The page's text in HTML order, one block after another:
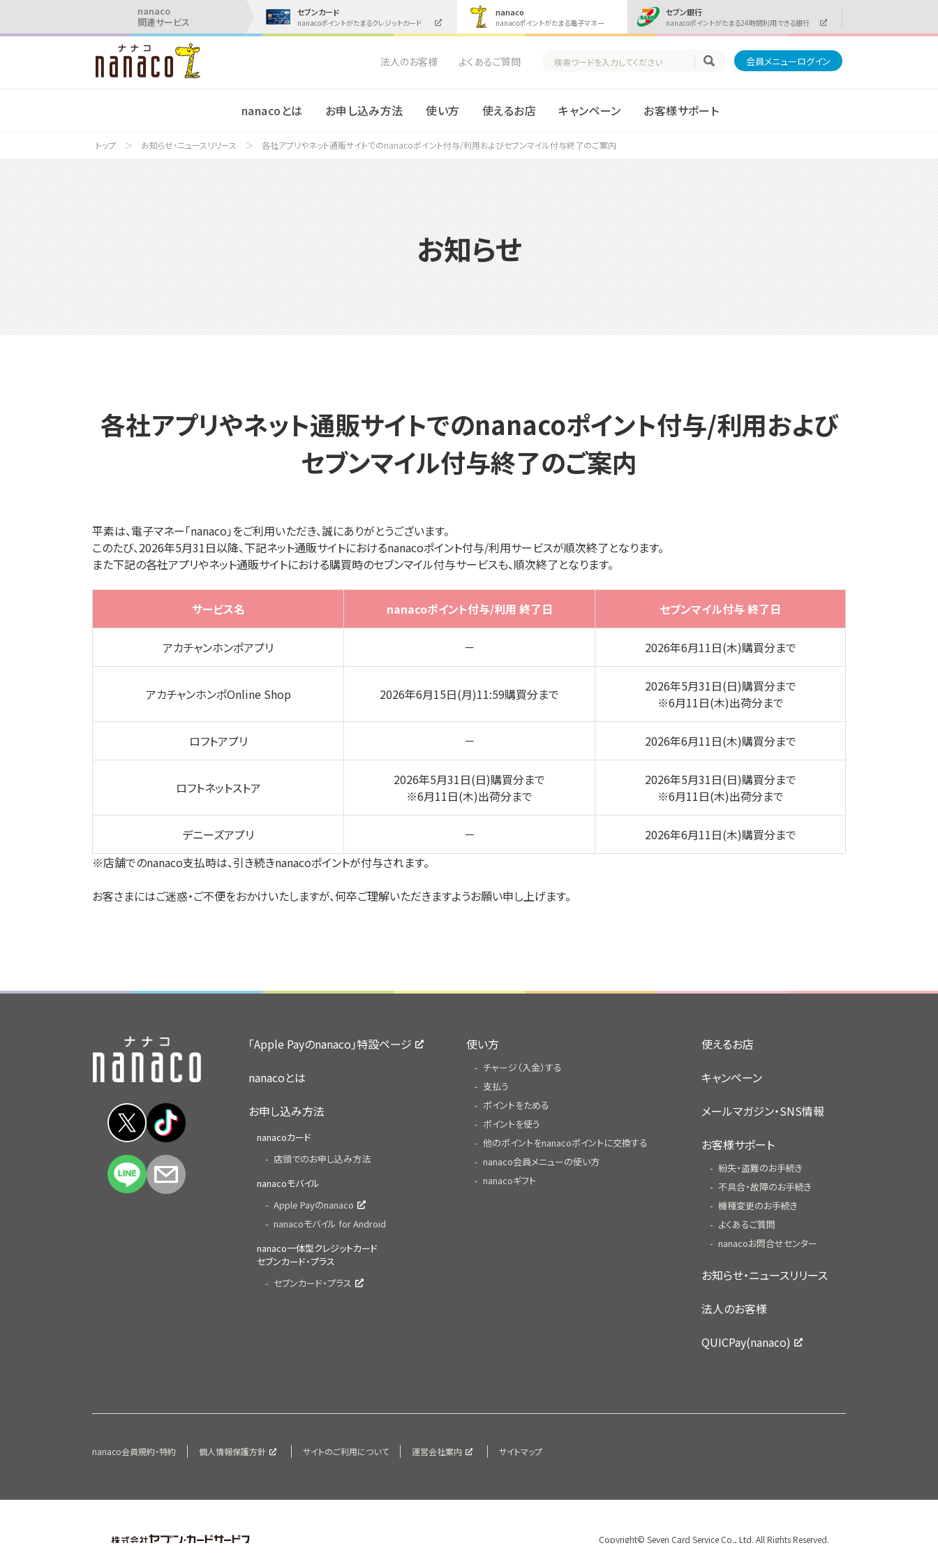
nanaco
関連サービス
セブンカード
nanacoポイントがたまるクレジットカード
nanaco
nanacoポイントがたまる電子マネー
セブン銀行
nanacoポイントがたまる24時間利用できる銀行
法人のお客様 よくあるご質問 会員メニューログイン
nanacoとは お申し込み方法 使い方 使えるお店 キャンペーン お客様サポート
トップ お知らせ・ニュースリリース 各社アプリやネット通販サイトでのnanacoポイント付与/利用およびセブンマイル付与終了のご案内
お知らせ
各社アプリやネット通販サイトでのnanacoポイント付与/利用および
セブンマイル付与終了のご案内
平素は、電子マネー「nanaco」をご利用いただき、誠にありがとうございます。
このたび、2026年5月31日以降、下記ネット通販サイトにおけるnanacoポイント付与/利用サービスが順次終了となります。
また下記の各社アプリやネット通販サイトにおける購買時のセブンマイル付与サービスも、順次終了となります。
サービス名 nanacoポイント付与/利用 終了日 セブンマイル付与 終了日
アカチャンホンポアプリ － 2026年6月11日(木)購買分まで
アカチャンホンポOnline Shop 2026年6月15日(月)11:59購買分まで
2026年5月31日(日)購買分まで
※6月11日(木)出荷分まで
ロフトアプリ － 2026年6月11日(木)購買分まで
ロフトネットストア
2026年5月31日(日)購買分まで
※6月11日(木)出荷分まで
2026年5月31日(日)購買分まで
※6月11日(木)出荷分まで
デニーズアプリ －
2026年6月11日(木)購買分まで
※店舗でのnanaco支払時は、引き続きnanacoポイントが付与されます。
お客さまにはご迷惑・ご不便をおかけいたしますが、何卒ご理解いただきますようお願い申し上げます。
「Apple Payのnanaco」特設ページ
nanacoとは
お申し込み方法
nanacoカード
店頭でのお申し込み方法
nanacoモバイル
Apple Payのnanaco
nanacoモバイル for Android
nanaco一体型クレジットカード
セブンカード・プラス
セブンカード・プラス
使い方
チャージ（入金）する
支払う
ポイントをためる
ポイントを使う
他のポイントをnanacoポイントに交換する
nanaco会員メニューの使い方
nanacoギフト
使えるお店
キャンペーン
メールマガジン・SNS情報
お客様サポート
紛失・盗難のお手続き
不具合・故障のお手続き
機種変更のお手続き
よくあるご質問
nanacoお問合せセンター
お知らせ・ニュースリリース
法人のお客様
QUICPay(nanaco)
nanaco会員規約・特約 個人情報保護方針 サイトのご利用について 運営会社案内 サイトマップ
Copyright© Seven Card Service Co., Ltd. All Rights Reserved.